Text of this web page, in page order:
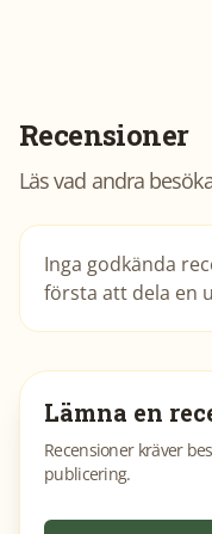
Recensioner
Läs vad andra
Inga godkända
första att dela en
Lämna en
Recensioner kräver
publicering.